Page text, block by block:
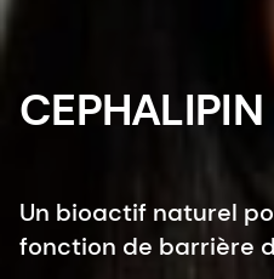
Un bioactif naturel
fonction de barrière